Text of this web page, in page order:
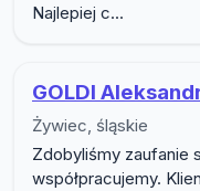
Najlepiej c...
GOLDI
Żywiec, śląskie
Zdobyliśmy zaufanie
współpracujemy.